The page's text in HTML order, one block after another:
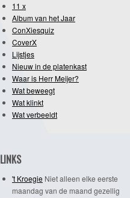
11 x
Album van het Jaar
ConXiesquiz
CoverX
Lijstjes
Nieuw in de platenkast
Waar is Herr Meijer?
Wat beweegt
Wat klinkt
Wat verbeeldt
LINKS
't Kroegie Niet alleen elke eerste
maandag van de maand gezellig